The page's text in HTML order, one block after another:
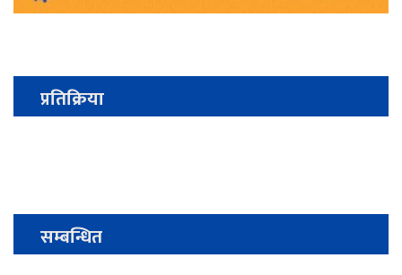
प्रतिक्रिया
सम्बन्धित